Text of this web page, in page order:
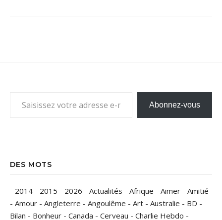
Abonnez-vous
DES MOTS
- 2014 - 2015 - 2026 - Actualités - Afrique - Aimer - Amitié
- Amour - Angleterre - Angoulême - Art - Australie - BD -
Bilan - Bonheur - Canada - Cerveau - Charlie Hebdo -